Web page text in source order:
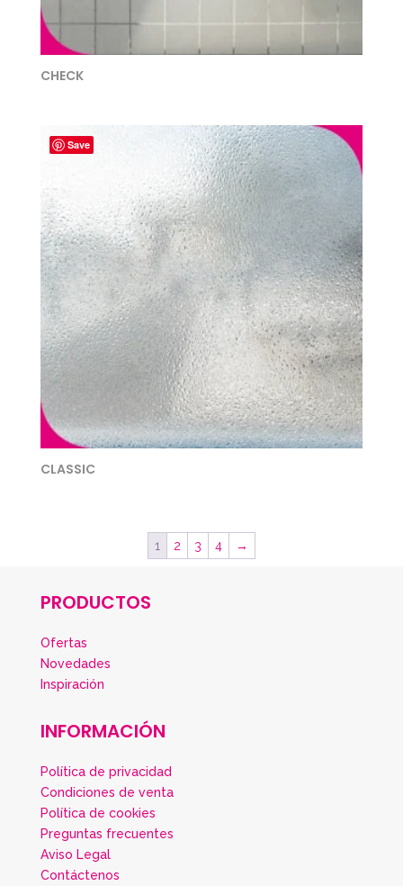
CHECK
Save
CLASSIC
1 2 3 4 →
PRODUCTOS
Ofertas
Novedades
Inspiración
INFORMACIÓN
Política de privacidad
Condiciones de venta
Política de cookies
Preguntas frecuentes
Aviso Legal
Contáctenos